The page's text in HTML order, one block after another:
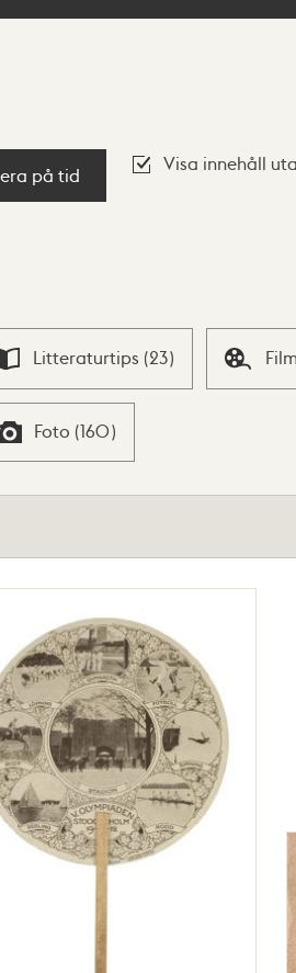
på tid
Visa innehåll
Litteraturtips (23)
Foto (160)